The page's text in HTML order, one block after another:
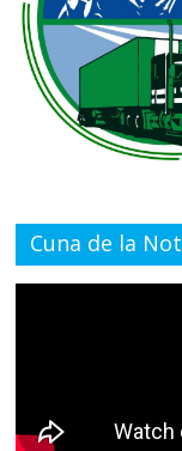
Cuna de la